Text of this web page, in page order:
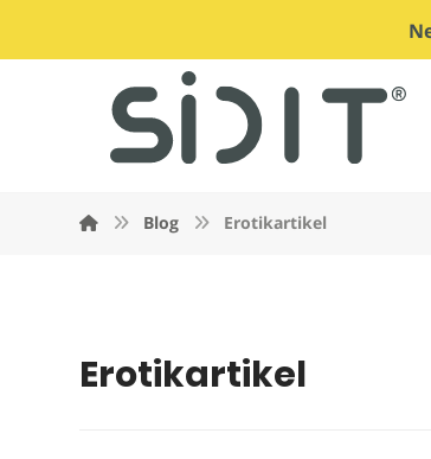
Blog Erotikartikel
Erotikartikel